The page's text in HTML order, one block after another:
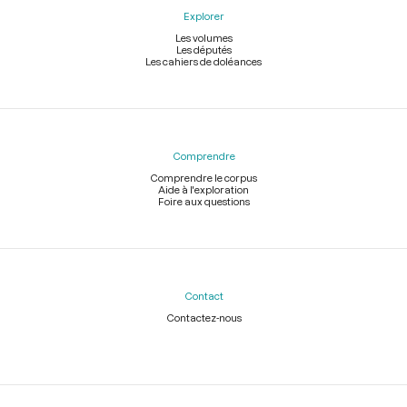
Explorer
Les volumes
Les députés
Les cahiers de doléances
Comprendre
Comprendre le corpus
Aide à l'exploration
Foire aux questions
Contact
Contactez-nous
Légal